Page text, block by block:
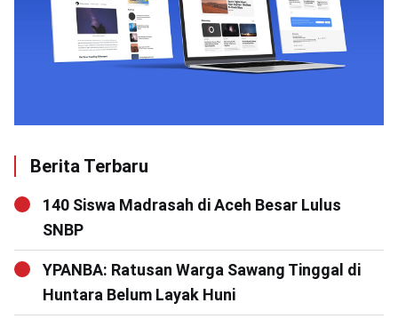
Berita Terbaru
140 Siswa Madrasah di Aceh Besar Lulus
SNBP
YPANBA: Ratusan Warga Sawang Tinggal di
Huntara Belum Layak Huni